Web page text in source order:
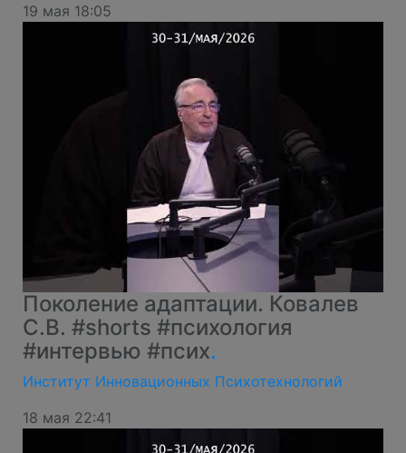
19 мая 18:05
Поколение адаптации. Ковалев
С.В. #shorts #психология
#интервью #псих.
Институт Инновационных Психотехнологий
18 мая 22:41